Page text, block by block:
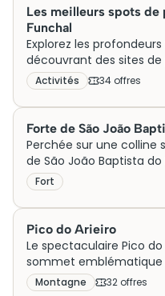
Les meilleurs spots de
Funchal
Explorez les
découvrant des sites
Parcourez notre
des aventures
Atlantique, en
Activités 34 offres
Forte de São João
Perchée sur une colline
de São João Baptista
remarquable.
la ville contre les
en pierre incarne
Aujourd’hui, elle offre
époustouflantes sur la
visiteurs par son
café voisin permet de
enchanteur.
Fort
Pico do Arieiro
Le spectaculaire Pico
sommet emblématique
de l’île. Jadis utilisé par
Montagne 32 offres